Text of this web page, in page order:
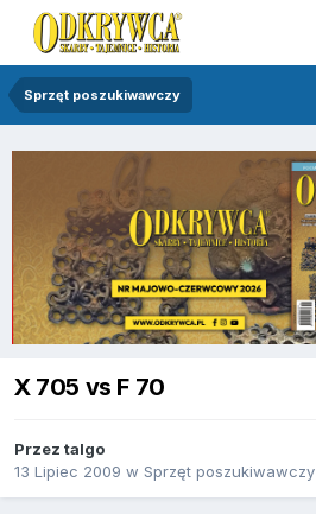
Sprzęt poszukiwawczy
X 705 vs F 70
Przez talgo
13 Lipiec 2009 w Sprzęt poszukiwawczy